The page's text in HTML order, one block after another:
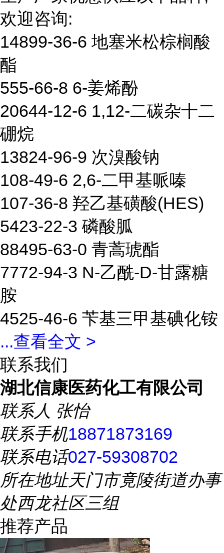
欢迎咨询:
14899-36-6 地塞米松棕榈酸
酯
555-66-8 6-姜烯酚
20644-12-6 1,12-二碳杂十二
硼烷
13824-96-9 次溴酸钠
108-49-6 2,6-二甲基哌嗪
107-36-8 羟乙基磺酸(HES)
5423-22-3 磷酸胍
88495-63-0 青蒿琥酯
7772-94-3 N-乙酰-D-甘露糖
胺
4525-46-6 苄基三甲基碘化铵
...查看全文 >
联系我们
湖北信康医药化工有限公司
联系人 张怡
联系手机18871873169
联系电话027-59308702
所在地址天门市竟陵街道办事
处西龙社区三组
推荐产品